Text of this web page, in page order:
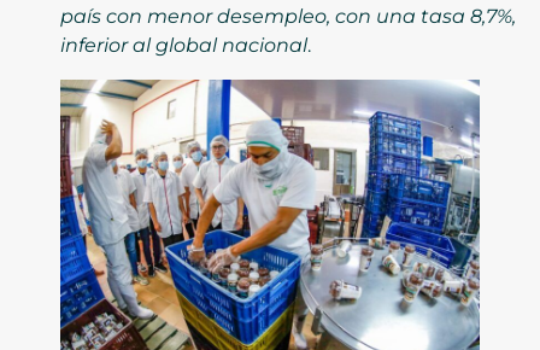
país con menor desempleo, con una tasa 8,7%,
inferior al global nacional.